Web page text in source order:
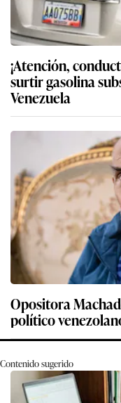
¡Atención,
surtir gasolina
Venezuela
Opositora
político
Contenido sugerido